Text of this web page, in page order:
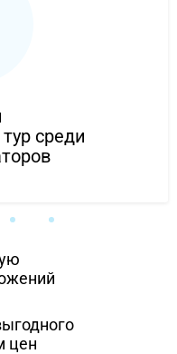
среди
цен